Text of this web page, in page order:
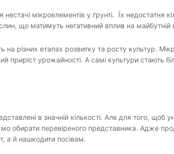
нестачі мікроелементів у ґрунті. Їх
що матимуть негативний вплив на
на різних етапах розвитку та росту культур.
приріст урожайності. А самі культури стають
в значній кількості. Але для того,
обирати перевіреного представника. Адже
а й нашкодити посівам.